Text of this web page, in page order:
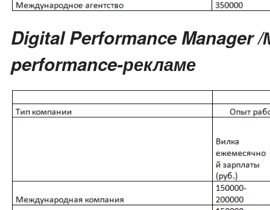
Digital Performance Manager
performance-рекламе